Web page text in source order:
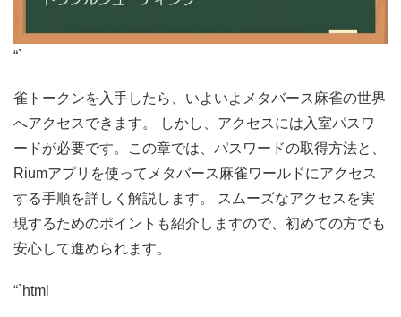
“`
雀トークンを入手したら、いよいよメタバース麻雀の世界
へアクセスできます。 しかし、アクセスには入室パスワ
ードが必要です。この章では、パスワードの取得方法と、
Riumアプリを使ってメタバース麻雀ワールドにアクセス
する手順を詳しく解説します。 スムーズなアクセスを実
現するためのポイントも紹介しますので、初めての方でも
安心して進められます。
“`html